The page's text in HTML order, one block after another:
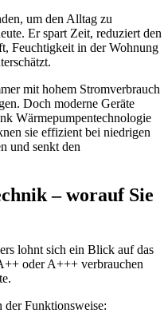
um den Alltag zu
Er spart Zeit, reduziert den
Feuchtigkeit in der Wohnung
mit hohem Stromverbrauch
Doch moderne Geräte
Wärmepumpentechnologie
sie effizient bei niedrigen
und senkt den
– worauf Sie
lohnt sich ein Blick auf das
oder A+++ verbrauchen
der Funktionsweise: